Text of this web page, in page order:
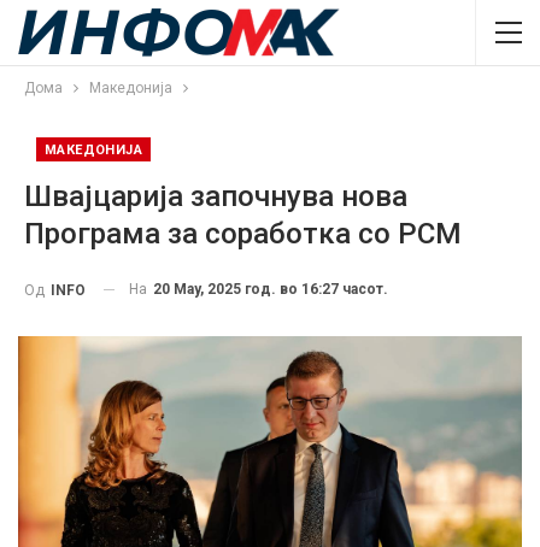
Дома Македонија
МАКЕДОНИЈА
Швајцарија започнува нова
Програма за соработка со РСМ
Од INFO На 20 May, 2025 год. во 16:27 часот.